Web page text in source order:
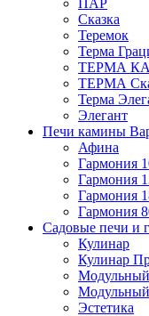
Сказка
Теремок
Терма
ТЕРМА
ТЕРМА
Терма
Элегант
Печи камины
Афина
Гармония
Гармония
Гармония
Гармония
Садовые печи и
Кулинар
Кулинар
Эстетика